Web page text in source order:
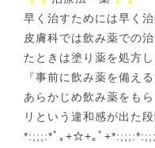
早く治すためには早く
皮膚科では飲み薬での
たときは塗り薬を処方し
『事前に飲み薬を備え
あらかじめ飲み薬をも
リという違和感が出た
*:;;;:*ﾟ｡+☆+｡ﾟ